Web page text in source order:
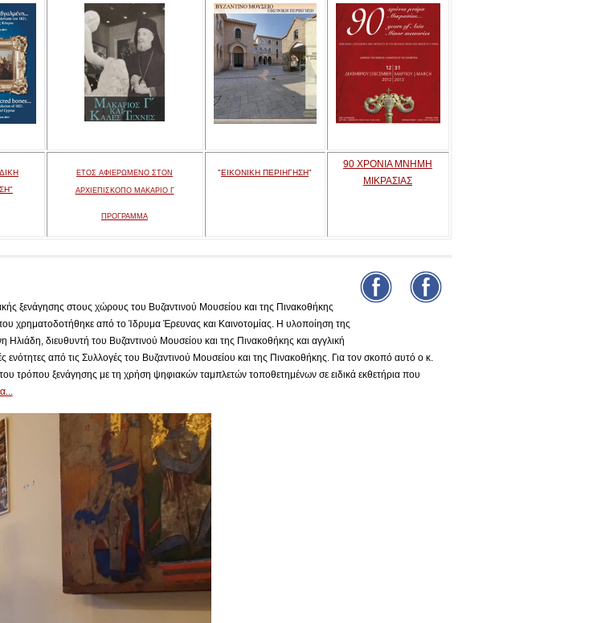
ΕΤΟΣ ΑΦΙΕΡΩΜΕΝΟ ΣΤΟΝ
ΑΡΧΙΕΠΙΣΚΟΠΟ ΜΑΚΑΡΙΟ Γ
ΠΡΟΓΡΑΜΜΑ
"ΕΙΚΟΝΙΚΗ ΠΕΡΙΗΓΗΣΗ"
90 ΧΡΟΝΙΑ ΜΝΗΜΗ
ΜΙΚΡΑΣΙΑΣ
ξενάγησης στους χώρους του Βυζαντινού Μουσείου και της Πινακοθήκης
χρηματοδοτήθηκε από το Ίδρυμα Έρευνας και Καινοτομίας. Η υλοποίηση της
διευθυντή του Βυζαντινού Μουσείου και της Πινακοθήκης και αγγλική
από τις Συλλογές του Βυζαντινού Μουσείου και της Πινακοθήκης. Για τον σκοπό αυτό ο κ.
τρόπου ξενάγησης με τη χρήση ψηφιακών ταμπλετών τοποθετημένων σε ειδικά εκθετήρια που